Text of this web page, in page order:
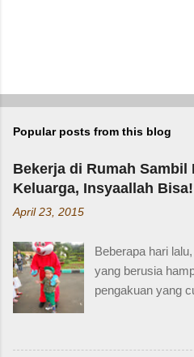
Popular posts from this blog
Bekerja di Rumah Sambil
Keluarga, Insyaallah Bisa!
April 23, 2015
Beberapa hari
yang berusia
pengakuan yang
Zaidan: “Mi,
ditinggal beli